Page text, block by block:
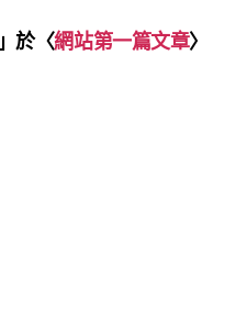
於〈網站第一篇文章〉